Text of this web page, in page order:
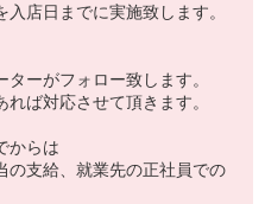
店日までに実施致します。
ーがフォロー致します。
ば対応させて頂きます。
からは
の支給、就業先の正社員での